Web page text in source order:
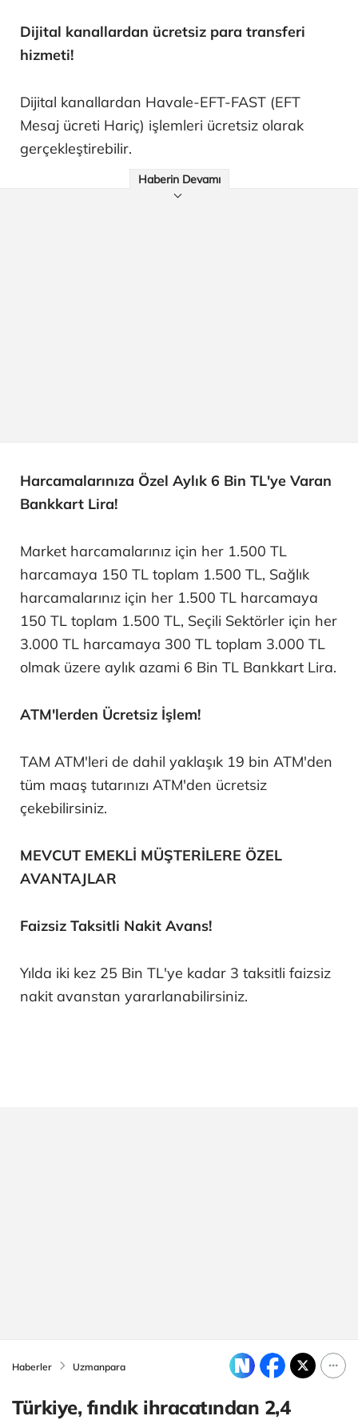
Dijital kanallardan ücretsiz para transferi
hizmeti!
Dijital kanallardan Havale-EFT-FAST (EFT
Mesaj ücreti Hariç) işlemleri ücretsiz olarak
gerçekleştirebilir.
Haberin Devamı
Harcamalarınıza Özel Aylık 6 Bin TL'ye Varan
Bankkart Lira!
Market harcamalarınız için her 1.500 TL
harcamaya 150 TL toplam 1.500 TL, Sağlık
harcamalarınız için her 1.500 TL harcamaya
150 TL toplam 1.500 TL, Seçili Sektörler için her
3.000 TL harcamaya 300 TL toplam 3.000 TL
olmak üzere aylık azami 6 Bin TL Bankkart Lira.
ATM'lerden Ücretsiz İşlem!
TAM ATM'leri de dahil yaklaşık 19 bin ATM'den
tüm maaş tutarınızı ATM'den ücretsiz
çekebilirsiniz.
MEVCUT EMEKLİ MÜŞTERİLERE ÖZEL
AVANTAJLAR
Faizsiz Taksitli Nakit Avans!
Yılda iki kez 25 Bin TL'ye kadar 3 taksitli faizsiz
nakit avanstan yararlanabilirsiniz.
Haberler Uzmanpara
Türkiye, fındık ihracatından 2,4